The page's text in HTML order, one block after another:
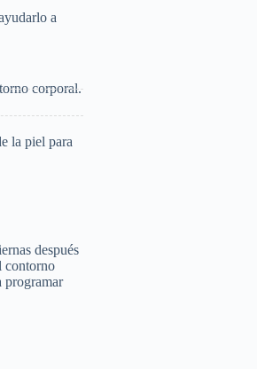
a
corporal.
la piel para
después
contorno
programar